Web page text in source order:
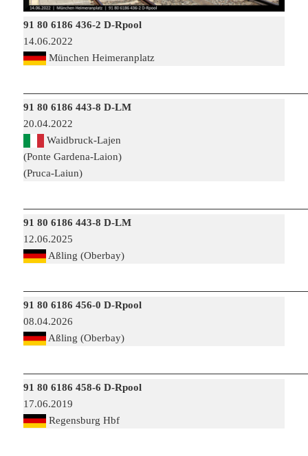
91 80 6186 436-2 D-Rpool
14.06.2022
München Heimeranplatz
91 80 6186 443-8 D-LM
20.04.2022
Waidbruck-Lajen
(Ponte Gardena-Laion)
(Pruca-Laiun)
91 80 6186 443-8 D-LM
12.06.2025
Aßling (Oberbay)
91 80 6186 456-0 D-Rpool
08.04.2026
Aßling (Oberbay)
91 80 6186 458-6 D-Rpool
17.06.2019
Regensburg Hbf